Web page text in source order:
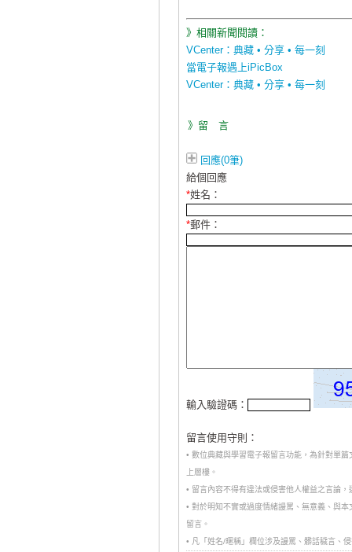
》相關新聞閱讀：
VCenter：典藏 • 分享 • 每一刻
當電子報遇上iPicBox
VCenter：典藏 • 分享 • 每一刻
》留 言
回應(0筆)
給個回應
*姓名：
*郵件：
輸入驗證碼：
留言使用守則：
• 數位典藏與學習電子報留言功能，為針對單
上層樓。
• 留言內容不得有違法或侵害他人權益之言論
• 對於明知不實或過度情緒謾罵、無意義、與
留言。
• 凡「姓名/暱稱」欄位涉及謾罵、髒話穢言、